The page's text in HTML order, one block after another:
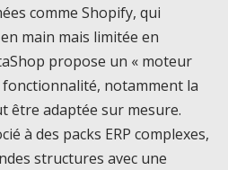
comme Shopify, qui
main mais limitée en
propose un « moteur
fonctionnalité, notamment la
être adaptée sur mesure.
à des packs ERP complexes,
structures avec une